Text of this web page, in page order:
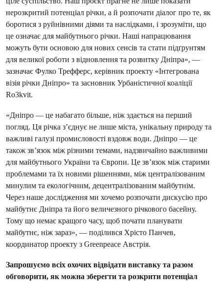
нерозкритий потенціал річки, а й розпочати діалог про те, як
боротися з руйнівними діями та наслідками, і зрозуміти, що
це означає для майбутнього річки. Наші напрацювання
можуть бути основою для нових сенсів та стати підґрунтям
для великої роботи з відновлення та розвитку Дніпра», —
зазначає Фулко Трефферс, керівник проекту «Інтегрована
візія річки Дніпро» та засновник Урбаністичної коаліції
Ro3kvit.
«Дніпро — це набагато більше, ніж здається на перший
погляд. Ця річка з’єднує не лише міста, унікальну природу та
важливі галузі промисловості вздовж води. Дніпро — це
також зв’язок між різними темами, надзвичайно важливими
для майбутнього України та Європи. Це зв’язок між старими
проблемами та їх новими рішеннями, між централізованим
минулим та екологічним, децентралізованим майбутнім.
Через наше дослідження ми хочемо розпочати дискусію про
майбутнє Дніпра та його величезного річкового басейну.
Тому що немає кращого часу, щоб почати планувати
майбутнє, ніж зараз», — поділився Хрісто Панчев,
координатор проекту з Greenpeace Австрія.
Запрошуємо всіх охочих відвідати виставку та разом
обговорити, як можна зберегти та розкрити потенціал